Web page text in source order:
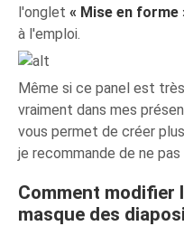
l'onglet« Mise en forme
à l'emploi.
Même si ce panel est
vraiment dans mes
vous permet de créer
je recommande de ne
Comment modifier
masque des